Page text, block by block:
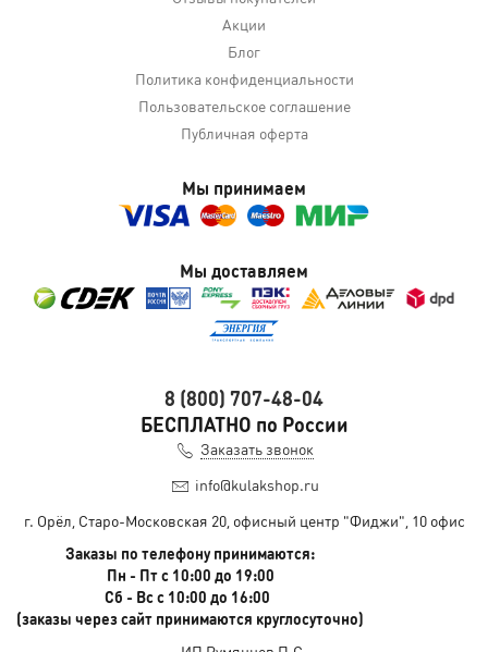
Акции
Блог
Политика конфиденциальности
Пользовательское соглашение
Публичная оферта
Мы принимаем
Мы доставляем
8 (800) 707-48-04
БЕСПЛАТНО по России
Заказать звонок
info@kulakshop.ru
г. Орёл, Старо-Московская 20, офисный центр "Фиджи", 10 офис
Заказы по телефону принимаются:
Пн - Пт с 10:00 до 19:00
Сб - Вс с 10:00 до 16:00
(заказы через сайт принимаются круглосуточно)